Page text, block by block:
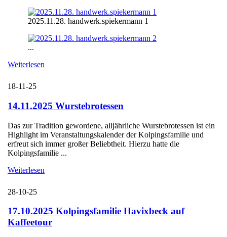
2025.11.28. handwerk.spiekermann 1
...
Weiterlesen
18-11-25
14.11.2025 Wurstebrotessen
Das zur Tradition gewordene, alljährliche Wurstebrotessen ist ein
Highlight im Veranstaltungskalender der Kolpingsfamilie und
erfreut sich immer großer Beliebtheit. Hierzu hatte die
Kolpingsfamilie ...
Weiterlesen
28-10-25
17.10.2025 Kolpingsfamilie Havixbeck auf
Kaffeetour